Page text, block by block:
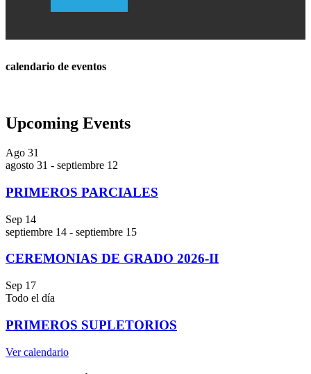
calendario de eventos
Upcoming Events
Ago 31
agosto 31 - septiembre 12
PRIMEROS PARCIALES
Sep 14
septiembre 14 - septiembre 15
CEREMONIAS DE GRADO 2026-II
Sep 17
Todo el día
PRIMEROS SUPLETORIOS
Ver calendario